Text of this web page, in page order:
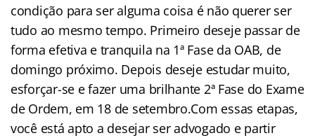
condição para ser alguma coisa é não querer ser
tudo ao mesmo tempo. Primeiro deseje passar de
forma efetiva e tranquila na 1ª Fase da OAB, de
domingo próximo. Depois deseje estudar muito,
esforçar-se e fazer uma brilhante 2ª Fase do Exame
de Ordem, em 18 de setembro.Com essas etapas,
você está apto a desejar ser advogado e partir